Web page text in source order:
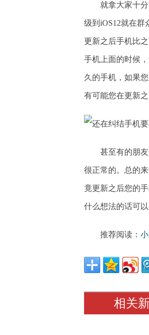
就拿大家十
级到iOS12就在
更新之后手机比
手机上面的时候
久的手机，如果
有可能您在更新
甚至有的朋
很正常的。总的
竟更新之后您的
什么想法的话可
推荐阅读：
相关